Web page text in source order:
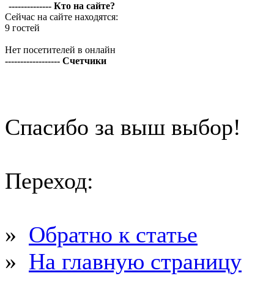
-------------- Кто на сайте?
Сейчас на сайте находятся:
9 гостей
Нет посетителей в онлайн
------------------ Счетчики
Спасибо за выш выбор!
Переход:
» Обратно к статье
» На главную страницу